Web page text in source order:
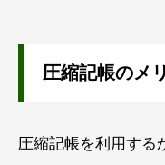
圧縮記帳のメ
圧縮記帳を利用する